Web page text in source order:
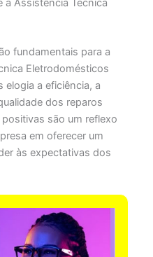
a Assistência Técnica
fundamentais para a
Eletrodomésticos
elogia a eficiência, a
dos reparos
são um reflexo
em oferecer um
às expectativas dos